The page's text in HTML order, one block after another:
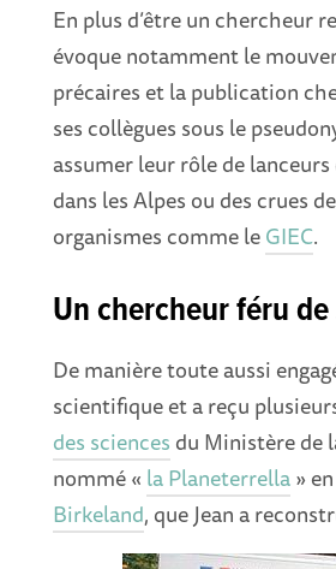
En plus d’être un chercheur
évoque notamment le
précaires et la publication
ses collègues sous le
assumer leur rôle de
dans les Alpes ou des crues
organismes comme leGIEC.
Un chercheur féru
De manière toute aussi
scientifique et a reçu
des sciences du Ministère de
nommé « la Planeterrella»
Birkeland, que Jean a